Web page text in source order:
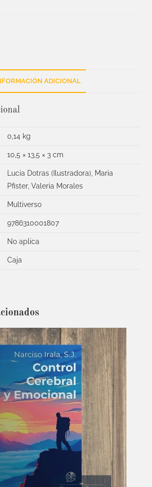
ADICIONAL
0,14 kg
10,5 × 13,5 × 3 cm
Lucia Dotras (Ilustradora)
Maria
Pfister,Valeria Morales
Multiverso
9786310001807
No aplica
Caja